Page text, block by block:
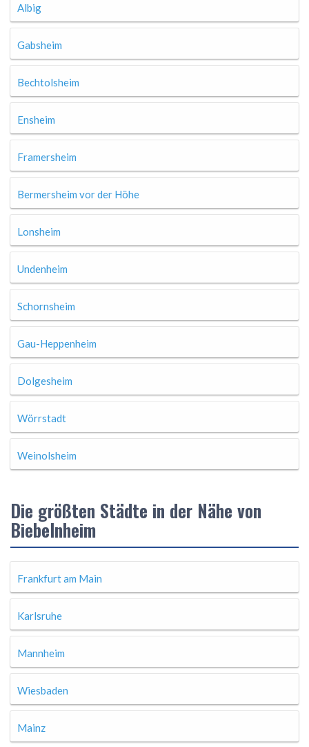
Albig
Gabsheim
Bechtolsheim
Ensheim
Framersheim
Bermersheim vor der Höhe
Lonsheim
Undenheim
Schornsheim
Gau-Heppenheim
Dolgesheim
Wörrstadt
Weinolsheim
Die größten Städte in der Nähe von
Biebelnheim
Frankfurt am Main
Karlsruhe
Mannheim
Wiesbaden
Mainz